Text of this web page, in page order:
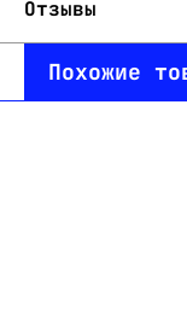
Отзывы
Похожие